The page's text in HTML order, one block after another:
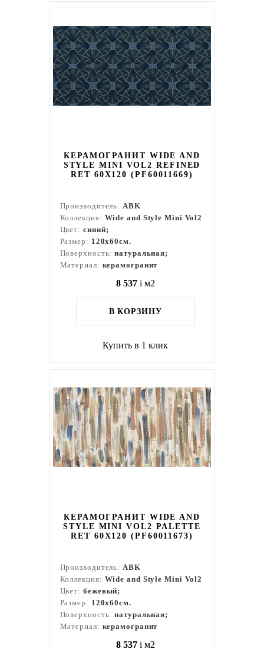
КЕРАМОГРАНИТ WIDE AND
STYLE MINI VOL2 REFINED
RET 60Х120 (PF60011669)
Производитель:ABK
Коллекция: Wide and Style Mini Vol2
Цвет: синий;
Размер: 120x60см.
Поверхность:натуральная;
Материал: керамогранит
8 537 i м2
В КОРЗИНУ
Купить в 1 клик
КЕРАМОГРАНИТ WIDE AND
STYLE MINI VOL2 PALETTE
RET 60Х120 (PF60011673)
Производитель:ABK
Коллекция: Wide and Style Mini Vol2
Цвет: бежевый;
Размер: 120x60см.
Поверхность:натуральная;
Материал: керамогранит
8 537 i м2